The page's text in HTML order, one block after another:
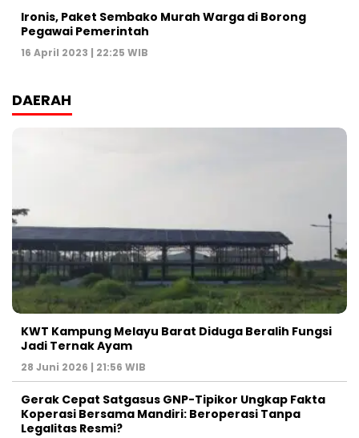
Ironis, Paket Sembako Murah Warga di Borong
Pegawai Pemerintah
16 April 2023 | 22:25 WIB
DAERAH
KWT Kampung Melayu Barat Diduga Beralih Fungsi
Jadi Ternak Ayam
28 Juni 2026 | 21:56 WIB
Gerak Cepat Satgasus GNP-Tipikor Ungkap Fakta
Koperasi Bersama Mandiri: Beroperasi Tanpa
Legalitas Resmi?